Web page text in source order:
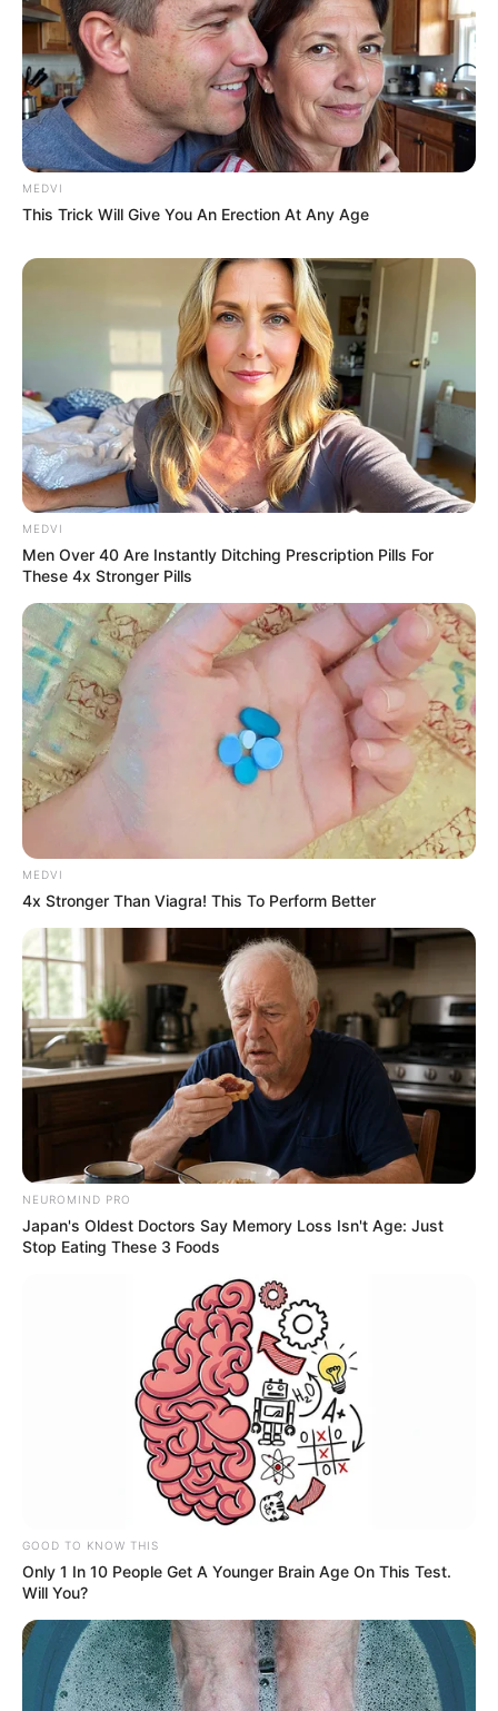
Patrick a été touché par une arme de 9
mm: des barrages routiers sont installés
pour arrêter Dassari et ses complices.
Blanche s’excuse auprès de William pour
la gifle, maisil lui reproche d’avoir perdu
son boulot à cause d’elle: le ton monte.
la plainte d’Ophélieet confie à Thomas
En pleine rando,Laura et Barbara
tombent sur des hommes armés
: un
coup de feu éclate et les filles fuient sous
les tirs.
Tout ce qu’il faut savoir sur l’épisode 619 de
Plus belle la vie du 3 juillet 2026, tous
lesspoilers completspar rapport aux intrigues
du jour à Marseille.
Plus belle la vie en
avance : Vanessa flippe
avec la plainte
d’Ophélie
Isaac a opéré Patrick Nebout
MEDVI
This Trick Will Give You An Erection At Any Age
MEDVI
Men Over 40 Are Instantly Ditching Prescription Pills For
These 4x Stronger Pills
MEDVI
4x Stronger Than Viagra! This To Perform Better
NEUROMIND PRO
Japan's Oldest Doctors Say Memory Loss Isn't Age: Just
Stop Eating These 3 Foods
GOOD TO KNOW THIS
Only 1 In 10 People Get A Younger Brain Age On This Test.
Will You?